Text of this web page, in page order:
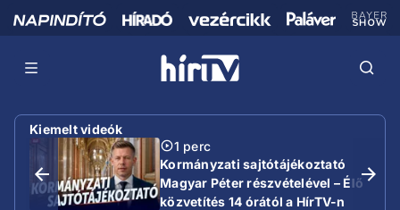
Kiemelt videók
1 perc
Kormányzati sajtótájékoztató
Magyar Péter részvételével – Élő
közvetítés 14 órától a HírTV-n